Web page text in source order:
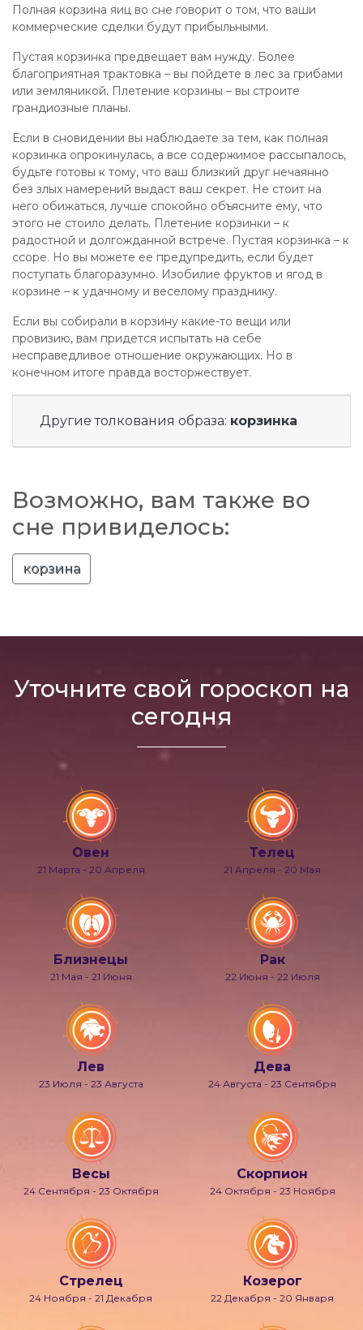
Полная корзина яиц во сне говорит о том, что ваши
коммерческие сделки будут прибыльными.
Пустая корзинка предвещает вам нужду. Более
благоприятная трактовка – вы пойдете в лес за грибами
или земляникой. Плетение корзины – вы строите
грандиозные планы.
Если в сновидении вы наблюдаете за тем, как полная
корзинка опрокинулась, а все содержимое рассыпалось,
будьте готовы к тому, что ваш близкий друг нечаянно
без злых намерений выдаст ваш секрет. Не стоит на
него обижаться, лучше спокойно объясните ему, что
этого не стоило делать. Плетение корзинки – к
радостной и долгожданной встрече. Пустая корзинка – к
ссоре. Но вы можете ее предупредить, если будет
поступать благоразумно. Изобилие фруктов и ягод в
корзине – к удачному и веселому празднику.
Если вы собирали в корзину какие-то вещи или
провизию, вам придется испытать на себе
несправедливое отношение окружающих. Но в
конечном итоге правда восторжествует.
Другие толкования образа: корзинка
Возможно, вам также во
сне привиделось:
корзина
Уточните свой гороскоп на
сегодня
Овен
21 Марта - 20 Апреля
Телец
21 Апреля - 20 Мая
Близнецы
21 Мая - 21 Июня
Рак
22 Июня - 22 Июля
Лев
23 Июля - 23 Августа
Дева
24 Августа - 23 Сентября
Весы
24 Сентября - 23 Октября
Скорпион
24 Октября - 23 Ноября
Стрелец
24 Ноября - 21 Декабря
Козерог
22 Декабря - 20 Января